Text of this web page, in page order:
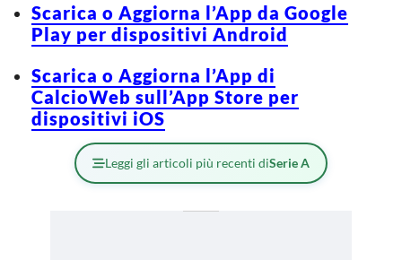
Scarica o Aggiorna l’App da Google
Play per dispositivi Android
Scarica o Aggiorna l’App di
CalcioWeb sull’App Store per
dispositivi iOS
Leggi gli articoli più recenti diSerie A